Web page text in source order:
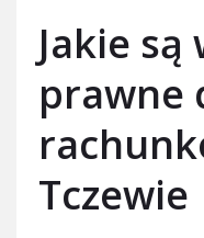
Jakie
prawne
Tczewie